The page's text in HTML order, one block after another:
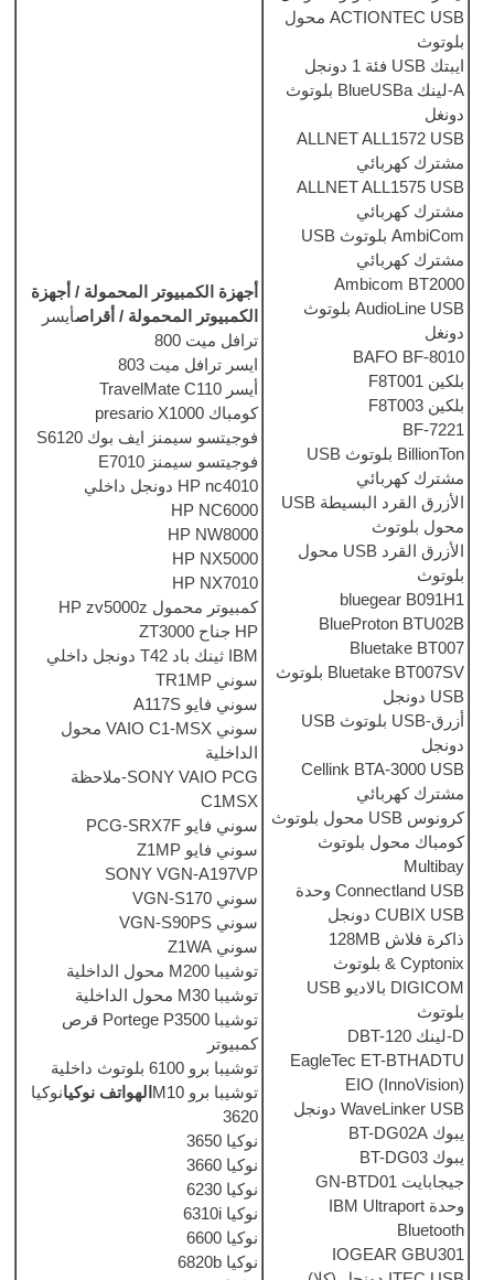
محول
A-لينك BlueUSBa بلوتوث
USB
USB
USB
محول
USB
بلوتوث
وحدة
USB
دونجل
أجهزة الكمبيوتر المحمولة / أجهزة
الكمبيوتر المحمولة / أقراصأيسر
ايسر ترافل ميت 803
أيسر TravelMate C110
كومباك presario X1000
فوجيتسو سيمنز ايف بوك S6120
فوجيتسو سيمنز E7010
HP nc4010 دونجل داخلي
HP NC6000
HP NW8000
HP NX5000
كمبيوتر محمول HP zv5000z
HP جناح ZT3000
IBM ثينك باد T42 دونجل داخلي
سوني TR1MP
سوني فايو A117S
سوني VAIO C1-MSX محول
SONY VAIO PCG-ملاحظة
C1MSX
سوني فايو PCG-SRX7F
سوني فايو Z1MP
SONY VGN-A197VP
سوني VGN-S170
سوني VGN-S90PS
سوني Z1WA
توشيبا M200 محول الداخلية
توشيبا M30 محول الداخلية
توشيبا Portege P3500 قرص
كمبيوتر
توشيبا برو 6100 بلوتوث داخلية
توشيبا برو M10
الهواتف نوكيانوكيا
3620
نوكيا 3650
نوكيا 3660
نوكيا 6230
نوكيا 6310i
نوكيا 6600
نوكيا 6820b